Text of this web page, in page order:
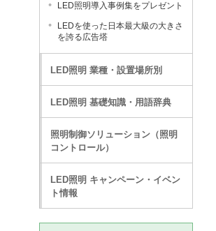
LED照明導入事例集をプレゼント
LEDを使った日本最大級の大きさ
を誇る広告塔
LED照明 業種・設置場所別
LED照明 基礎知識・用語辞典
照明制御ソリューション（照明
コントロール）
LED照明 キャンペーン・イベン
ト情報